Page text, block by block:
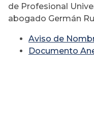
de Profesional
abogado Germán
Aviso de
Documento